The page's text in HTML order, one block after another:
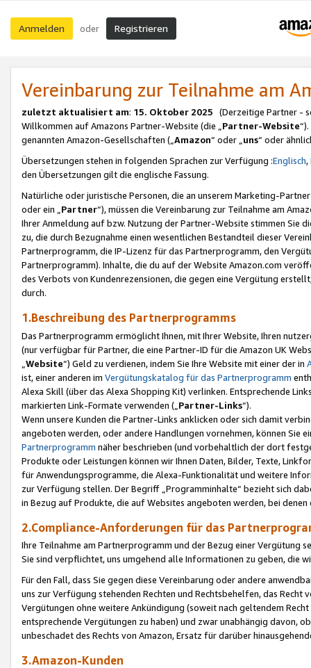
Anmelden oder Registrieren
Vereinbarung zur Teilnahme am
zuletzt aktualisiert am: 15. Oktober 2025 (Derzeitige Partner -
Willkommen auf Amazons Partner-Website (die „Partner-Website
genannten Amazon-Gesellschaften („Amazon“ oder „uns“ oder
Übersetzungen stehen in folgenden Sprachen zur Verfügung :Englisch,
den Übersetzungen gilt die englische Fassung.
Natürliche oder juristische Personen, die an unserem Marketing-
oder ein „Partner“), müssen die Vereinbarung zur Teilnahme am
Ihrer Anmeldung auf bzw. Nutzung der Partner-Website stimmen Sie
zu, die durch Bezugnahme einen wesentlichen Bestandteil dieser
Partnerprogramm, die IP-Lizenz für das Partnerprogramm, den
Partnerprogramm). Inhalte, die du auf der Website Amazon.com
des Verbots von Kundenrezensionen, die gegen eine Vergütung
durch.
1.Beschreibung des Partnerprogramms
Das Partnerprogramm ermöglicht Ihnen, mit Ihrer Website, Ihren
(nur verfügbar für Partner, die eine Partner-ID für die Amazon UK
Website“) Geld zu verdienen, indem Sie Ihre Website mit einer der in
ist, einer anderen im Vergütungskatalog für das Partnerprogramm
Alexa Skill (über das Alexa Shopping Kit) verlinken. Entsprechende
markierten Link-Formate verwenden („ Partner-Links“).
Wenn unsere Kunden die Partner-Links anklicken oder sich damit
angeboten werden, oder andere Handlungen vornehmen, können Sie
Partnerprogramm näher beschrieben (und vorbehaltlich der dort
Produkte oder Leistungen können wir Ihnen Daten, Bilder, Texte,
für Anwendungsprogramme, die Alexa-Funktionalität und weitere
zur Verfügung stellen. Der Begriff „Programminhalte“ bezieht sich
in Bezug auf Produkte, die auf Websites angeboten werden, bei
2.Compliance-Anforderungen für das
Ihre Teilnahme am Partnerprogramm und der Bezug einer Vergütung
Sie sind verpflichtet, uns umgehend alle Informationen zu geben, die
Für den Fall, dass Sie gegen diese Vereinbarung oder andere
uns zur Verfügung stehenden Rechten und Rechtsbehelfen, das
Vergütungen ohne weitere Ankündigung (soweit nach geltendem
entsprechende Vergütungen zu haben) und zwar unabhängig davon,
unbeschadet des Rechts von Amazon, Ersatz für darüber
3.Amazon-Kunden